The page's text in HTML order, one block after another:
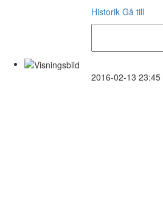
Historik Gå till
2016-02-13 23:45